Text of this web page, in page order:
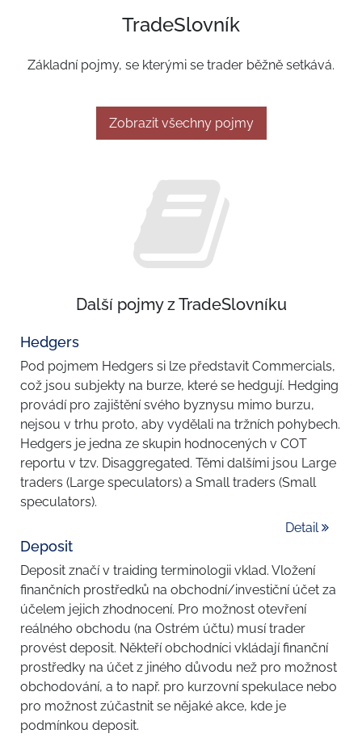
TradeSlovník
Základní pojmy, se kterými se trader běžně setkává.
Zobrazit všechny pojmy
Další pojmy z TradeSlovníku
Hedgers
Pod pojmem Hedgers si lze představit Commercials,
což jsou subjekty na burze, které se hedgují. Hedging
provádí pro zajištění svého byznysu mimo burzu,
nejsou v trhu proto, aby vydělali na tržních pohybech.
Hedgers je jedna ze skupin hodnocených v COT
reportu v tzv. Disaggregated. Těmi dalšími jsou Large
traders (Large speculators) a Small traders (Small
speculators).
Detail
Deposit
Deposit značí v traiding terminologii vklad. Vložení
finančních prostředků na obchodní/investiční účet za
účelem jejich zhodnocení. Pro možnost otevření
reálného obchodu (na Ostrém účtu) musí trader
provést deposit. Někteří obchodníci vkládají finanční
prostředky na účet z jiného důvodu než pro možnost
obchodování, a to např. pro kurzovní spekulace nebo
pro možnost zúčastnit se nějaké akce, kde je
podmínkou deposit.